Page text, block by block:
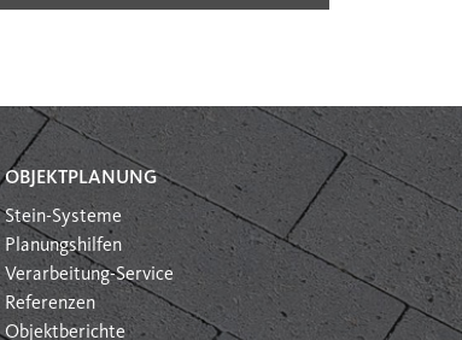
OBJEKTPLANUNG
Stein-Systeme
Planungshilfen
Verarbeitung-Service
Referenzen
Objektberichte